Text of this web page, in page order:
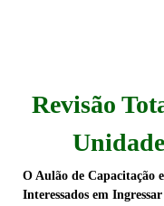
Revisão
O Aulão de Capacitação
Interessados em